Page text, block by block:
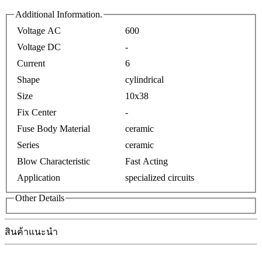
Additional Information.
Voltage AC
600
Voltage DC
-
Current
6
Shape
cylindrical
Size
10x38
Fix Center
-
Fuse Body Material
ceramic
Series
ceramic
Blow Characteristic
Fast Acting
Application
specialized circuits
Other Details
สินค้าแนะนำ